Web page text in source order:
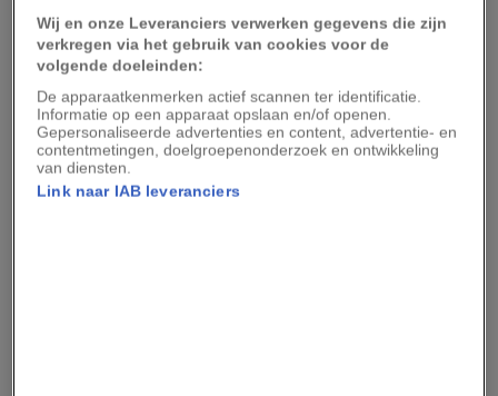
vertellen van het verhaal van het universum,
waarbij het zó ver de ruimte in zal turen en
daarmee terug in de tijd zal kijken dat het de
peuterjaren van de kosmos kan bestuderen, het
ziedende domein van straling en chaos waaruit
op een of ander wijze alle sterren,
sterrenstelsels, planeten (en mensen) zijn
Wij en onze Leveranciers verwerken gegevens die zijn
verkregen via het gebruik van cookies voor de
volgende doeleinden:
De apparaatkenmerken actief scannen ter identificatie.
Informatie op een apparaat opslaan en/of openen.
Gepersonaliseerde advertenties en content, advertentie- en
contentmetingen, doelgroepenonderzoek en ontwikkeling
van diensten.
Link naar IAB leveranciers